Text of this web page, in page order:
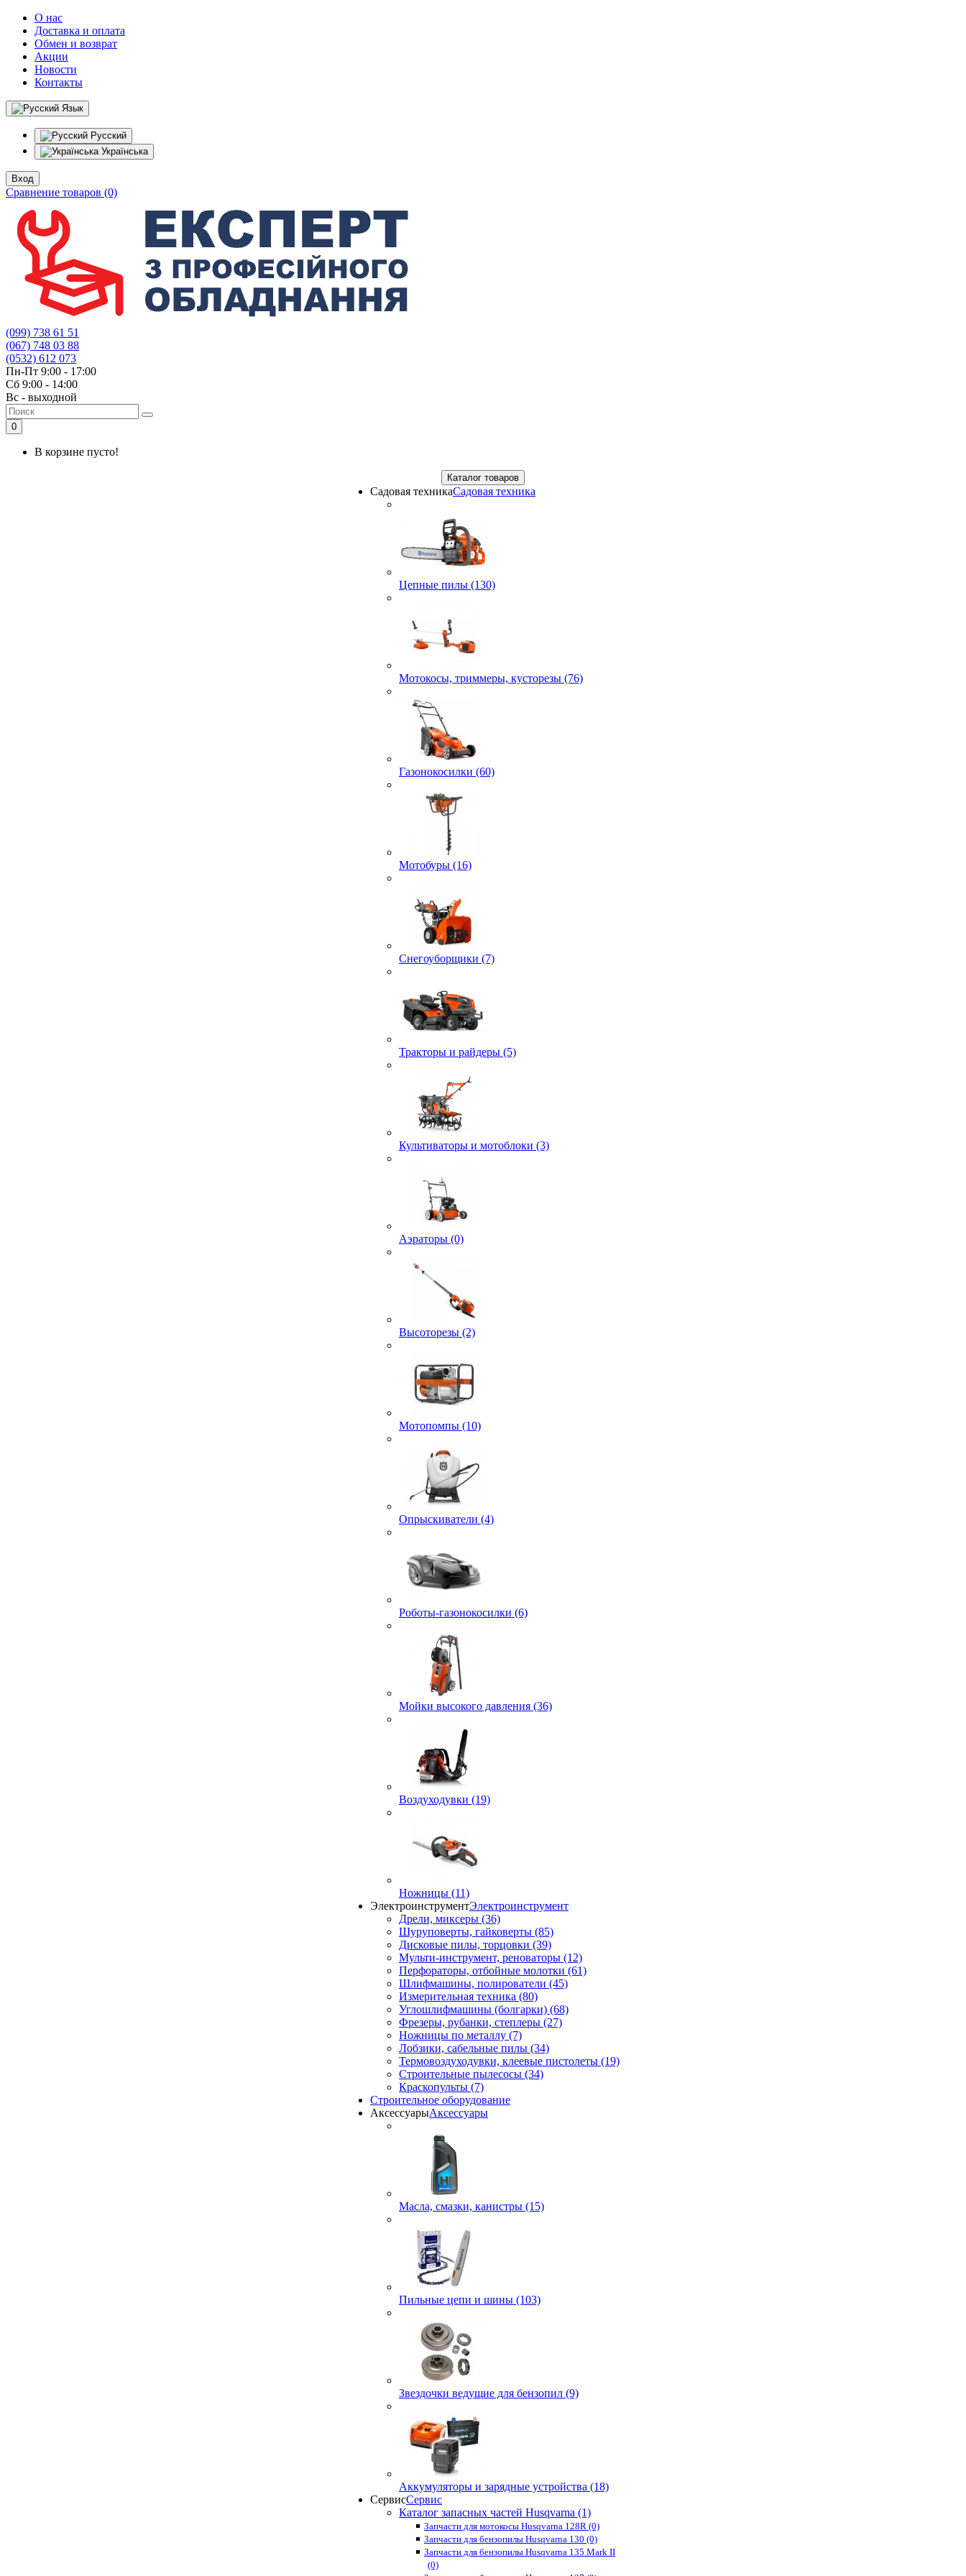
О нас
Доставка и оплата
Обмен и возврат
Акции
Новости
Контакты
Язык
Русский
Українська
Вход
Сравнение товаров (0)
(099) 738 61 51
(067) 748 03 88
(0532) 612 073
Пн-Пт 9:00 - 17:00
Сб 9:00 - 14:00
Вс - выходной
0
В корзине пусто!
Каталог товаров
Садовая техникаСадовая техника
Цепные пилы (130)
Мотокосы, триммеры, кусторезы (76)
Газонокосилки (60)
Мотобуры (16)
Снегоуборщики (7)
Тракторы и райдеры (5)
Культиваторы и мотоблоки (3)
Аэраторы (0)
Высоторезы (2)
Мотопомпы (10)
Опрыскиватели (4)
Роботы-газонокосилки (6)
Мойки высокого давления (36)
Воздуходувки (19)
Ножницы (11)
ЭлектроинструментЭлектроинструмент
Дрели, миксеры (36)
Шуруповерты, гайковерты (85)
Дисковые пилы, торцовки (39)
Мульти-инструмент, реноваторы (12)
Перфораторы, отбойные молотки (61)
Шлифмашины, полирователи (45)
Измерительная техника (80)
Углошлифмашины (болгарки) (68)
Фрезеры, рубанки, степлеры (27)
Ножницы по металлу (7)
Лобзики, сабельные пилы (34)
Термовоздуходувки, клеевые пистолеты (19)
Строительные пылесосы (34)
Краскопульты (7)
Строительное оборудование
АксессуарыАксессуары
Масла, смазки, канистры (15)
Пильные цепи и шины (103)
Звездочки ведущие для бензопил (9)
Аккумуляторы и зарядные устройства (18)
СервисСервис
Каталог запасных частей Husqvarna (1)
Запчасти для мотокосы Husqvarna 128R (0)
Запчасти для бензопилы Husqvarna 130 (0)
Запчасти для бензопилы Husqvarna 135 Mark II
(0)